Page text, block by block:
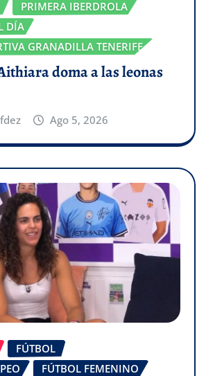
PRIMERA IBERDROLA
DÍA
GRANADILLA TENERIFE
doma a las leonas
Ago 5, 2026
FÚTBOL
FÚTBOL FEMENINO